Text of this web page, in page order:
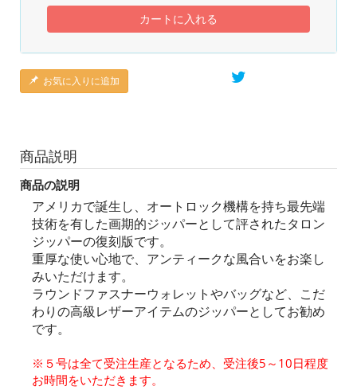
カートに入れる
お気に入りに追加
商品説明
商品の説明
アメリカで誕生し、オートロック機構を持ち最先端
技術を有した画期的ジッパーとして評されたタロン
ジッパーの復刻版です。
重厚な使い心地で、アンティークな風合いをお楽し
みいただけます。
ラウンドファスナーウォレットやバッグなど、こだ
わりの高級レザーアイテムのジッパーとしてお勧め
です。
※５号は全て受注生産となるため、受注後5～10日程度
お時間をいただきます。